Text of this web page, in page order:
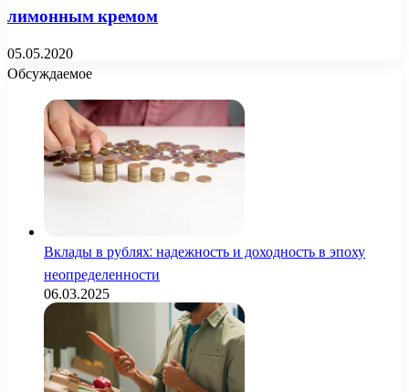
лимонным кремом
05.05.2020
Обсуждаемое
Вклады в рублях: надежность и доходность в эпоху
неопределенности
06.03.2025